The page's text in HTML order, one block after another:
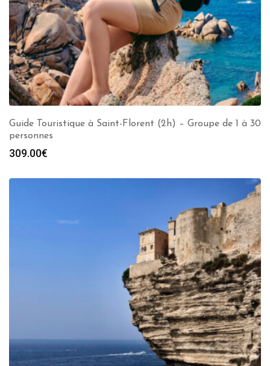
Guide Touristique à Saint-Florent (2h) – Groupe de 1 à 30
personnes
309.00€